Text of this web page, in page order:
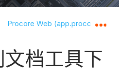
层次
Procore Web
档工具下